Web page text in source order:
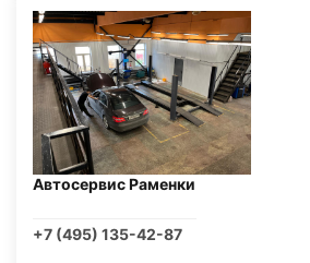
Автосервис Раменки
+7 (495) 135-42-87